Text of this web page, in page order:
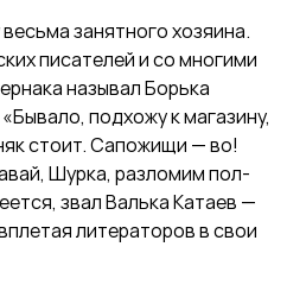
занятного хозяина.
писателей и со многими
называл Борька
подхожу к магазину,
стоит. Сапожищи — во!
Шурка, разломим пол-
звал Валька Катаев —
литераторов в свои